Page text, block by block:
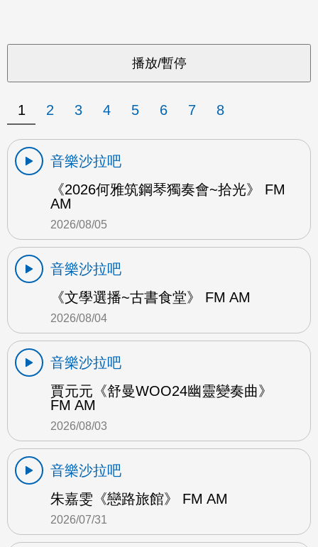
1 2 3 4 5 6 7 8
音樂沙拉吧
《2026何雅筑鋼琴獨奏會~拾光》 FM
AM
2026/08/05
音樂沙拉吧
《文學選播~古書食堂》 FM AM
2026/08/04
音樂沙拉吧
賈元元《舒曼WOO24幽靈變奏曲》
FM AM
2026/08/03
音樂沙拉吧
朱嘉雯《戀路旅館》 FM AM
2026/07/31